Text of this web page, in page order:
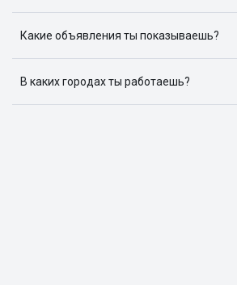
Какие объявления ты показываешь?
объявлений: ЦИАН, Домклик,
Авито, Самолет.Плюс.
В каких городах ты работаешь?